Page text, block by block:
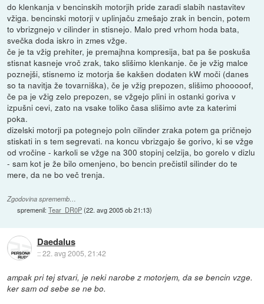
do klenkanja v bencinskih motorjih pride zaradi slabih nastavitev
vžiga. bencinski motorji v uplinjaču zmešajo zrak in bencin, potem
to vbrizgnejo v cilinder in stisnejo. Malo pred vrhom hoda bata,
svečka doda iskro in zmes vžge.
če je ta vžig prehiter, je premajhna kompresija, bat pa še poskuša
stisnat kasneje vroč zrak, tako slišimo klenkanje. če je vžig malce
poznejši, stisnemo iz motorja še kakšen dodaten kW moči (danes
so ta navitja že tovarniška), če je vžig prepozen, slišimo phooooof,
če pa je vžig zelo prepozen, se vžgejo plini in ostanki goriva v
izpušni cevi, zato na vsake toliko časa slišimo avte za katerimi
poka.
dizelski motorji pa potegnejo poln cilinder zraka potem ga pričnejo
stiskati in s tem segrevati. na koncu vbrizgajo še gorivo, ki se vžge
od vročine - karkoli se vžge na 300 stopinj celzija, bo gorelo v dizlu
- sam kot je že bilo omenjeno, bo bencin prečistil silinder do te
mere, da ne bo več trenja.
Zgodovina sprememb…
spremenil:Tear_DR0P(22. avg 2005 ob 21:13)
Daedalus
::22. avg 2005, 21:42
ampak pri tej stvari, je neki narobe z motorjem, da se bencin vzge.
ker sam od sebe se ne bo.